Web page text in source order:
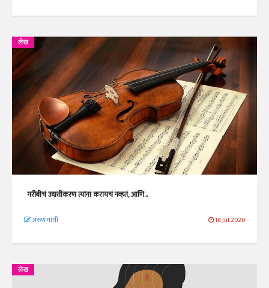
लेख
गरीबीचं उदात्तीकरण त्यांना करायचं नव्हतं, आणि...
अरुण गांधी 18 Jul 2020
लेख